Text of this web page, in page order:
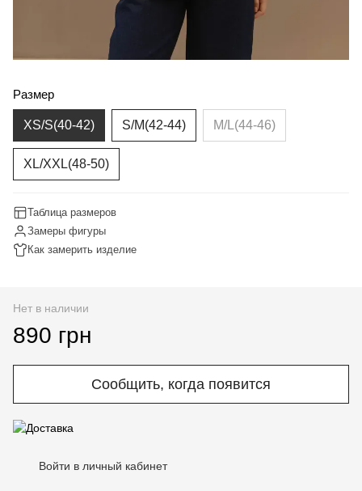
Размер
XS/S(40-42) S/M(42-44) M/L(44-46)
XL/XXL(48-50)
Таблица размеров
Замеры фигуры
Как замерить изделие
Нет в наличии
890 грн
Сообщить, когда появится
Войти в личный кабинет